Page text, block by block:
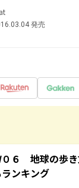
発売
６ 地球の歩き
ンキング